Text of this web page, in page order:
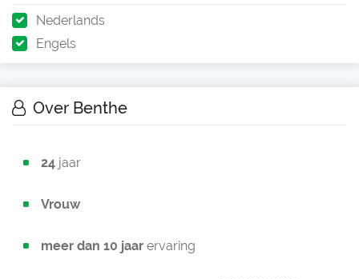
Nederlands
Engels
Over Benthe
24 jaar
Vrouw
meer dan 10 jaar ervaring